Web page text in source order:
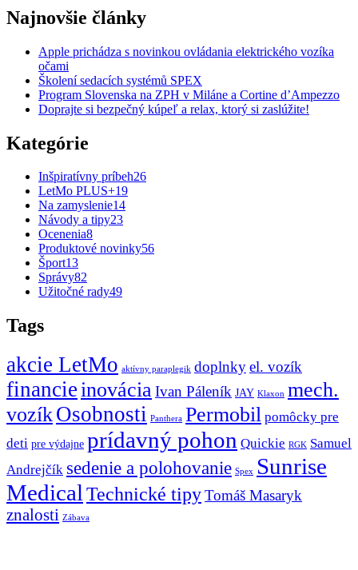
Najnovšie články
Apple prichádza s novinkou ovládania elektrického vozíka
očami
Školení sedacích systémů SPEX
Program Slovenska na ZPH v Miláne a Cortine d’Ampezzo
Doprajte si bezpečný kúpeľ a relax, ktorý si zaslúžite!
Kategórie
Inšpiratívny príbeh26
LetMo PLUS+19
Na zamyslenie14
Návody a tipy23
Ocenenia8
Produktové novinky56
Šport13
Správy82
Užitočné rady49
Tags
akcie LetMo aktívny paraplegik doplnkyel. vozík
financieinováciaIvan Páleník JAY Klaxon mech.
vozíkOsobnosti Panthera Permobil pomôcky pre
deti pre výdajne prídavný pohon Quickie RGK Samuel
Andrejčík sedenie a polohovanie Spex Sunrise
Medical Technické tipyTomáš Masaryk
znalosti Zábava